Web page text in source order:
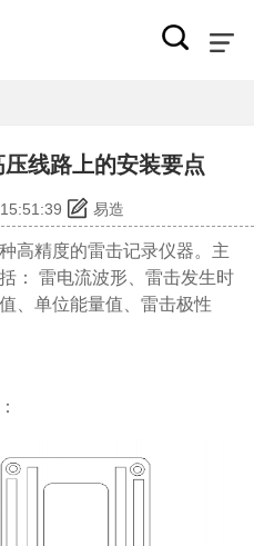
线路上的安装要点
易造
种高精度的雷击记录仪器。主
： 雷电流波形、雷击发生时
、单位能量值、雷击极性